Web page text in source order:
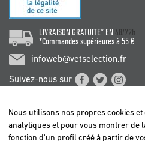
LIVRAISON GRATUITE* EN 48/72h
*Commandes supérieures à 55 €
infoweb@vetselection.fr
Suivez-nous sur
Nous utilisons nos propres cookies
analytiques et pour vous montrer de
fonction d'un profil créé à partir de